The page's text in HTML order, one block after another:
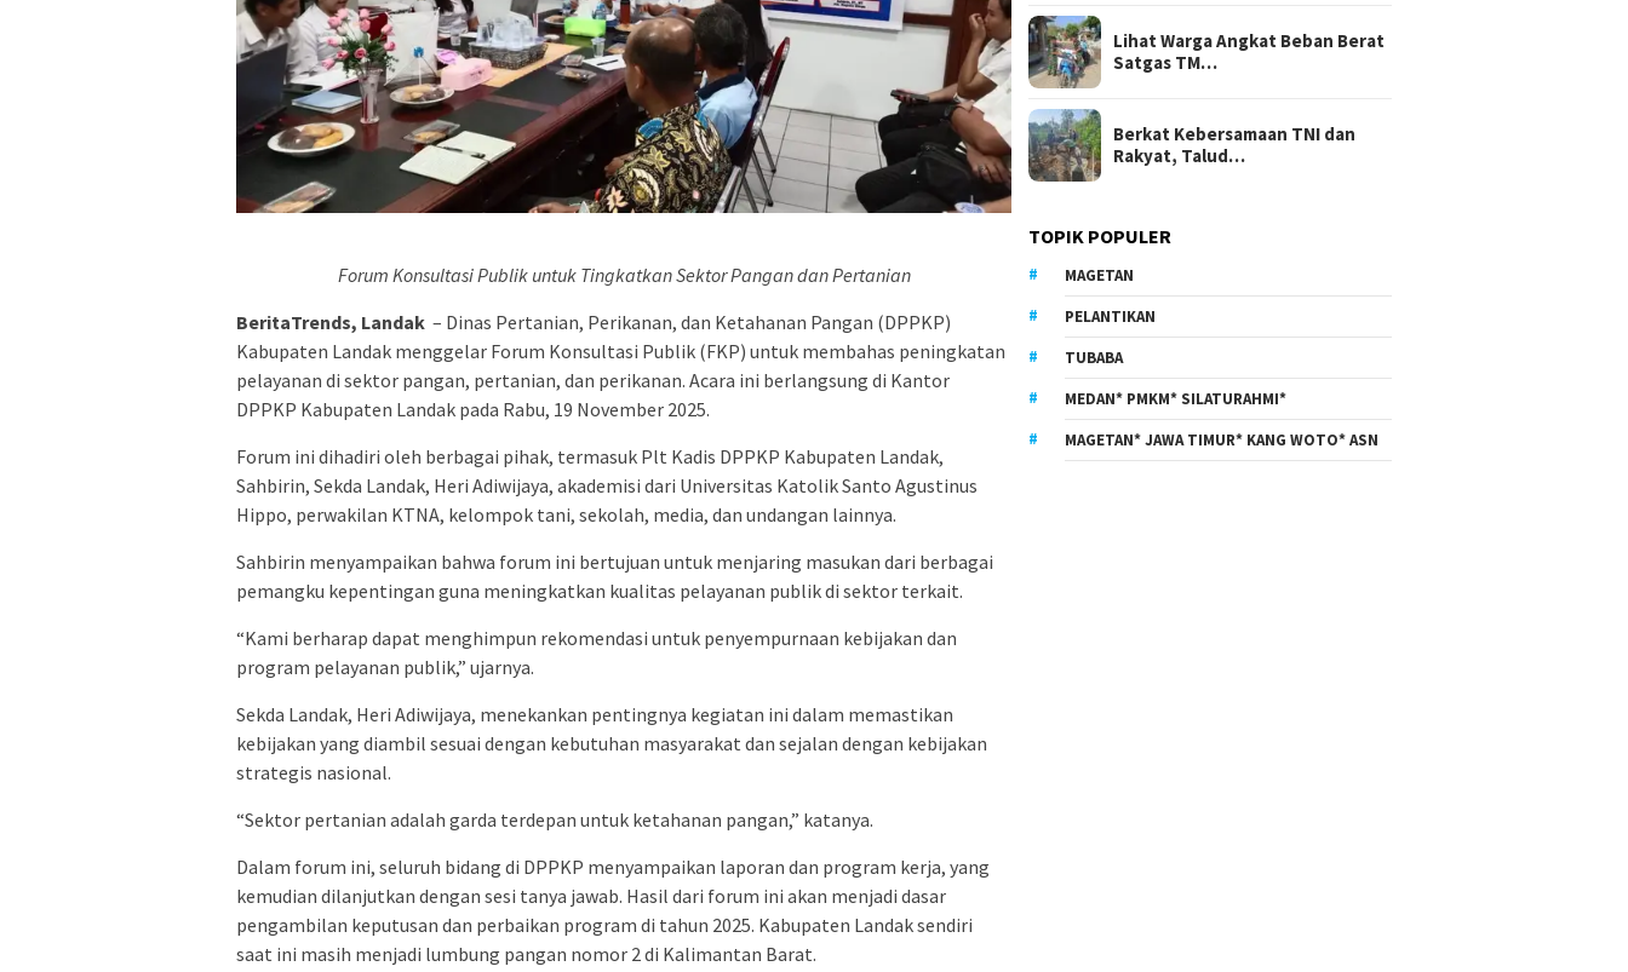
Forum Konsultasi Publik untuk Tingkatkan Sektor Pangan dan Pertanian
BeritaTrends, Landak – Dinas Pertanian, Perikanan, dan Ketahanan Pangan (DPPKP)
Kabupaten Landak menggelar Forum Konsultasi Publik (FKP) untuk membahas peningkatan
pelayanan di sektor pangan, pertanian, dan perikanan. Acara ini berlangsung di Kantor
DPPKP Kabupaten Landak pada Rabu, 19 November 2025.
Forum ini dihadiri oleh berbagai pihak, termasuk Plt Kadis DPPKP Kabupaten Landak,
Sahbirin, Sekda Landak, Heri Adiwijaya, akademisi dari Universitas Katolik Santo Agustinus
Hippo, perwakilan KTNA, kelompok tani, sekolah, media, dan undangan lainnya.
Sahbirin menyampaikan bahwa forum ini bertujuan untuk menjaring masukan dari berbagai
pemangku kepentingan guna meningkatkan kualitas pelayanan publik di sektor terkait.
“Kami berharap dapat menghimpun rekomendasi untuk penyempurnaan kebijakan dan
program pelayanan publik,” ujarnya.
Sekda Landak, Heri Adiwijaya, menekankan pentingnya kegiatan ini dalam memastikan
kebijakan yang diambil sesuai dengan kebutuhan masyarakat dan sejalan dengan kebijakan
strategis nasional.
“Sektor pertanian adalah garda terdepan untuk ketahanan pangan,” katanya.
Dalam forum ini, seluruh bidang di DPPKP menyampaikan laporan dan program kerja, yang
kemudian dilanjutkan dengan sesi tanya jawab. Hasil dari forum ini akan menjadi dasar
pengambilan keputusan dan perbaikan program di tahun 2025. Kabupaten Landak sendiri
saat ini masih menjadi lumbung pangan nomor 2 di Kalimantan Barat.
Lihat Warga Angkat Beban Berat
Satgas TM…
Berkat Kebersamaan TNI dan
Rakyat, Talud…
TOPIK POPULER
MAGETAN
PELANTIKAN
TUBABA
MEDAN* PMKM* SILATURAHMI*
MAGETAN* JAWA TIMUR* KANG WOTO* ASN